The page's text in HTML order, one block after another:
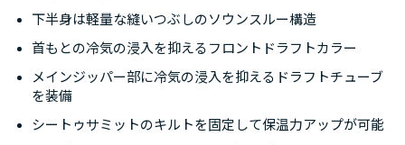
下半身は軽量な縫いつぶしのソウンスルー構造
首もとの冷気の浸入を抑えるフロントドラフトカラー
メインジッパー部に冷気の浸入を抑えるドラフトチューブ
を装備
シートゥサミットのキルトを固定して保温力アップが可能